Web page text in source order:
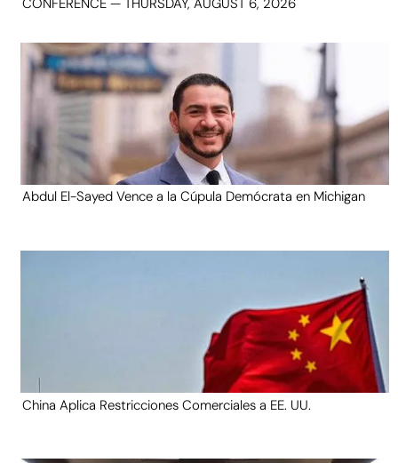
CONFERENCE — THURSDAY, AUGUST 6, 2026
Abdul El-Sayed Vence a la Cúpula Demócrata en Michigan
China Aplica Restricciones Comerciales a EE. UU.